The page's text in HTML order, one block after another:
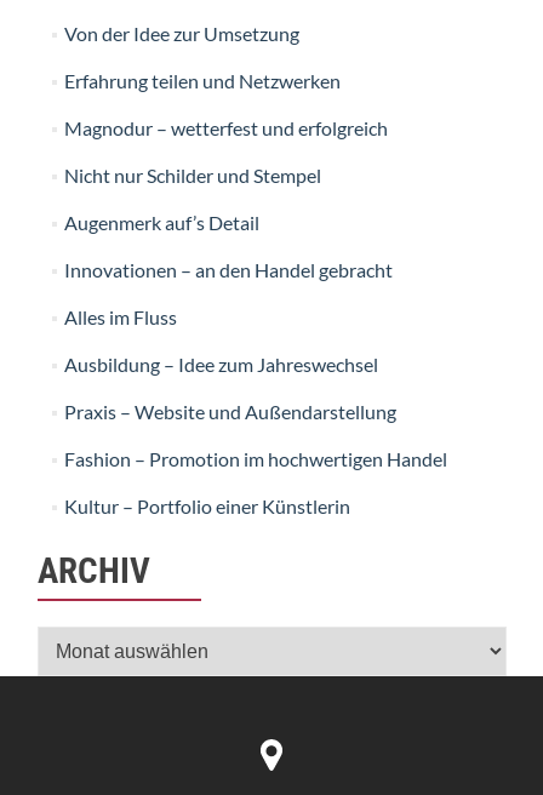
Von der Idee zur Umsetzung
Erfahrung teilen und Netzwerken
Magnodur – wetterfest und erfolgreich
Nicht nur Schilder und Stempel
Augenmerk auf’s Detail
Innovationen – an den Handel gebracht
Alles im Fluss
Ausbildung – Idee zum Jahreswechsel
Praxis – Website und Außendarstellung
Fashion – Promotion im hochwertigen Handel
Kultur – Portfolio einer Künstlerin
ARCHIV
Archiv